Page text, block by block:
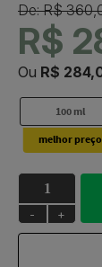
De: R$
R$
Ou R$
100 ml
- +